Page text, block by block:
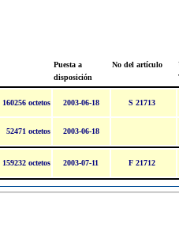
Puesta a
disposición
No del artículo
160256 octetos 2003-06-18 S 21713
52471 octetos 2003-06-18
159232 octetos 2003-07-11 F 21712